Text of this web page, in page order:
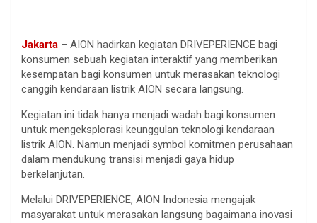
Jakarta – AION hadirkan kegiatan DRIVEPERIENCE bagi
konsumen sebuah kegiatan interaktif yang memberikan
kesempatan bagi konsumen untuk merasakan teknologi
canggih kendaraan listrik AION secara langsung.
Kegiatan ini tidak hanya menjadi wadah bagi konsumen
untuk mengeksplorasi keunggulan teknologi kendaraan
listrik AION. Namun menjadi symbol komitmen perusahaan
dalam mendukung transisi menjadi gaya hidup
berkelanjutan.
Melalui DRIVEPERIENCE, AION Indonesia mengajak
masyarakat untuk merasakan langsung bagaimana inovasi